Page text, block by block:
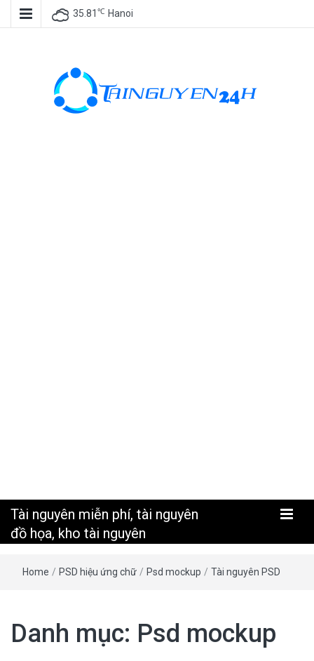
35.81 ℃ Hanoi
Tài nguyên miễn phí, tài nguyên
đồ họa, kho tài nguyên
Home / PSD hiệu ứng chữ / Psd mockup / Tài nguyên PSD
Danh mục: Psd mockup